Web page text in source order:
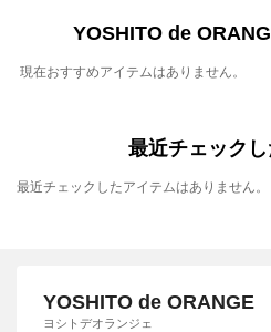
YOSHITO de
現在おすすめアイテムはありません。
最近チェック
最近チェックしたアイテムはありません。
YOSHITO de ORANGE
ヨシトデオランジェ